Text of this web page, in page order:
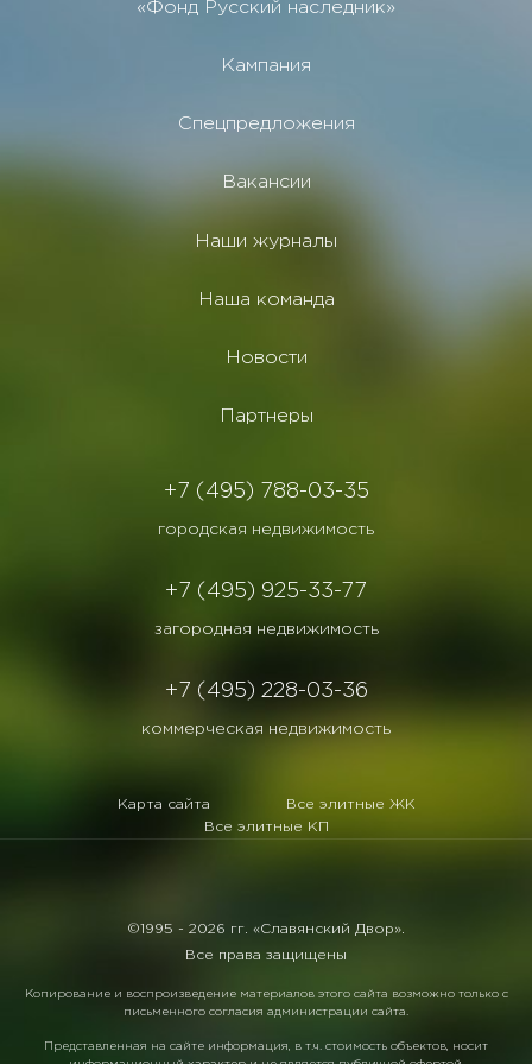
«Фонд Русский наследник»
Кампания
Спецпредложения
Вакансии
Наши журналы
Наша команда
Новости
Партнеры
+7 (495) 788-03-35
городская недвижимость
+7 (495) 925-33-77
загородная недвижимость
+7 (495) 228-03-36
коммерческая недвижимость
Карта сайта
Все элитные ЖК
Все элитные КП
©1995 - 2026 гг. «Славянский Двор».
Все права защищены
Копирование и воспроизведение материалов этого сайта возможно только с
письменного согласия администрации сайта.
Представленная на сайте информация, в т.ч. стоимость объектов, носит